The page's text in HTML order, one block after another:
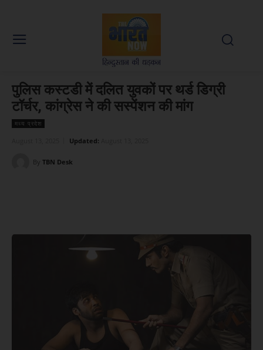
पुलिस कस्टडी में दलित युवकों पर थर्ड डिग्री
टॉर्चर, कांग्रेस ने की सस्पेंशन की मांग
मध्य प्रदेश
Updated:
By TBN Desk